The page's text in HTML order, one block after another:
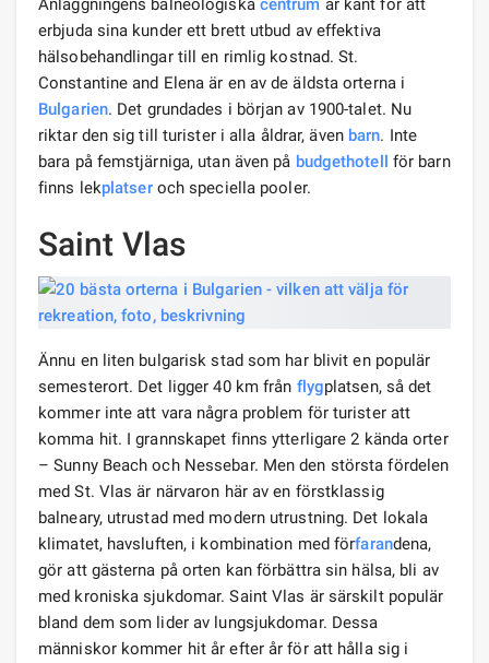
Anläggningens balneologiska centrum är känt för att
erbjuda sina kunder ett brett utbud av effektiva
hälsobehandlingar till en rimlig kostnad. St.
Constantine and Elena är en av de äldsta orterna i
Bulgarien. Det grundades i början av 1900-talet. Nu
riktar den sig till turister i alla åldrar, även barn. Inte
bara på femstjärniga, utan även på budgethotell för barn
finns lekplatseroch speciella pooler.
Saint Vlas
Ännu en liten bulgarisk stad som har blivit en populär
semesterort. Det ligger 40 km från flygplatsen, så det
kommer inte att vara några problem för turister att
komma hit. I grannskapet finns ytterligare 2 kända orter
– Sunny Beach och Nessebar. Men den största fördelen
med St. Vlas är närvaron här av en förstklassig
balneary, utrustad med modern utrustning. Det lokala
klimatet, havsluften, i kombination med förfarandena,
gör att gästerna på orten kan förbättra sin hälsa, bli av
med kroniska sjukdomar. Saint Vlas är särskilt populär
bland dem som lider av lungsjukdomar. Dessa
människor kommer hit år efter år för att hålla sig i